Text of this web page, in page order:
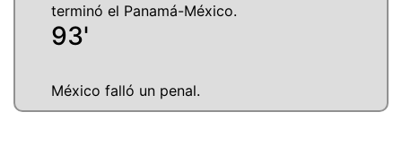
terminó el Panamá-México.
93'
México falló un penal.